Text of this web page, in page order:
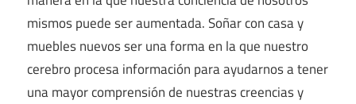
mismos puede ser aumentada. Soñar con casa y
muebles nuevos ser una forma en la que nuestro
cerebro procesa información para ayudarnos a tener
una mayor comprensión de nuestras creencias y